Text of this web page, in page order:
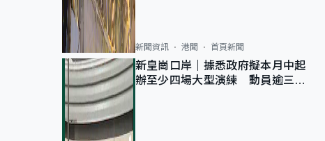
新聞資訊 港聞 首頁新聞
新皇崗口岸｜據悉政府擬本月中起
辦至少四場大型演練 動員逾三萬